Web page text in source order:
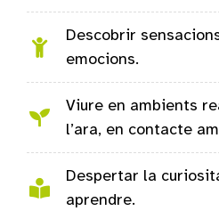
Descobrir
emocions.
Viure en ambients
l’ara, en contacte
Despertar la
aprendre.